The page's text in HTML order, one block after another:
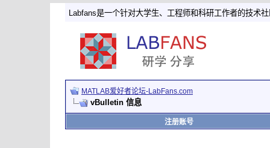
Labfans是一个针对大学生、工程师和科研工作者的技术社
MATLAB爱好者论坛-LabFans.com
vBulletin 信息
注册账号